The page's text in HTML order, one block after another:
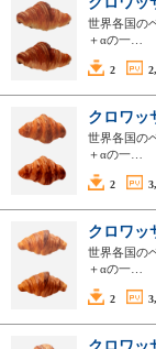
世界各国の
＋αの一…
2
クロワッ
世界各国の
＋αの一…
2
クロワッ
世界各国の
＋αの一…
2